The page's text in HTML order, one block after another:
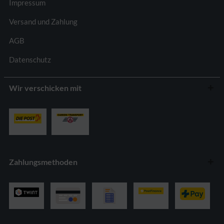
Impressum
Versand und Zahlung
AGB
Datenschutz
Wir verschicken mit
Zahlungsmethoden